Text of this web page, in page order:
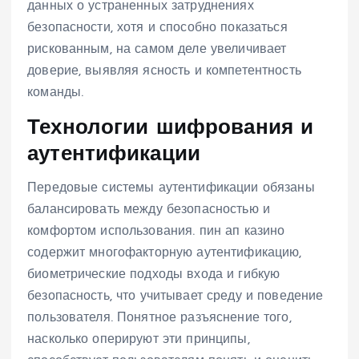
данных о устраненных затруднениях
безопасности, хотя и способно показаться
рискованным, на самом деле увеличивает
доверие, выявляя ясность и компетентность
команды.
Технологии шифрования и
аутентификации
Передовые системы аутентификации обязаны
балансировать между безопасностью и
комфортом использования. пин ап казино
содержит многофакторную аутентификацию,
биометрические подходы входа и гибкую
безопасность, что учитывает среду и поведение
пользователя. Понятное разъяснение того,
насколько оперируют эти принципы,